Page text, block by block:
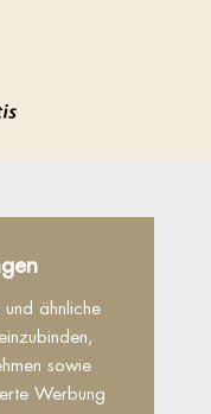
ähnliche
sowie
Werbung
Sie Cookies